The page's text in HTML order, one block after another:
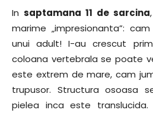
In saptamana 11 de sarcina
marime „impresionanta”:
unui adult! I-au crescut
coloana vertebrala se poate
este extrem de mare, cam
trupusor. Structura osoasa
pielea inca este